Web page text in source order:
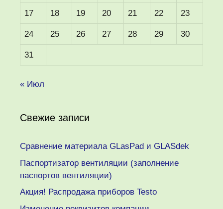
17 18 19 20 21 22 23
24 25 26 27 28 29 30
31
« Июл
Свежие записи
Сравнение материала GLasPad и GLASdek
Паспортизатор вентиляции (заполнение
паспортов вентиляции)
Акция! Распродажа приборов Testo